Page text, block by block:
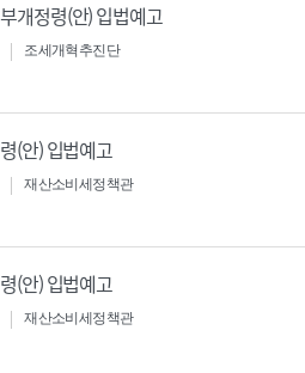
개정령(안) 입법예고
조세개혁추진단
(안) 입법예고
재산소비세정책관
(안) 입법예고
재산소비세정책관